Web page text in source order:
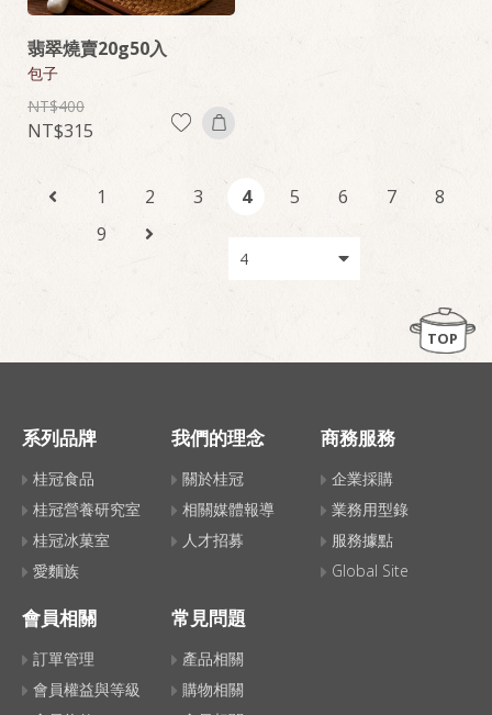
翡翠燒賣20g50入
包子
400
315
1 2 3 4 5 6 7
8
9
TOP
系列品牌
桂冠食品
桂冠營養研究室
桂冠冰菓室
愛麵族
我們的理念
關於桂冠
相關媒體報導
人才招募
商務服務
企業採購
業務用型錄
服務據點
Global Site
會員相關
訂單管理
會員權益與等級
常見問題
產品相關
購物相關